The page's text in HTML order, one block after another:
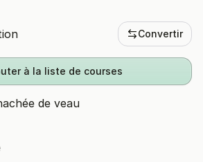
Convertir
à la liste de courses
de veau